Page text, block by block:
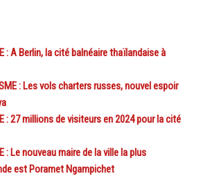
: A Berlin, la cité balnéaire thaïlandaise à
: Les vols charters russes, nouvel espoir
: 27 millions de visiteurs en 2024 pour la cité
: Le nouveau maire de la ville la plus
est Poramet Ngampichet